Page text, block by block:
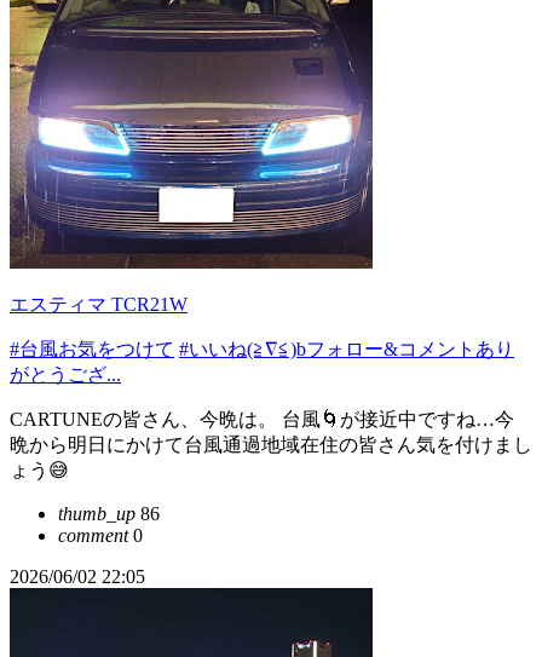
エスティマ TCR21W
#台風お気をつけて #いいね(≧∇≦)bフォロー&コメントあり
がとうござ...
CARTUNEの皆さん、今晩は。 台風🌀が接近中ですね…今
晩から明日にかけて台風通過地域在住の皆さん気を付けまし
ょう😅
thumb_up 86
comment0
2026/06/02 22:05